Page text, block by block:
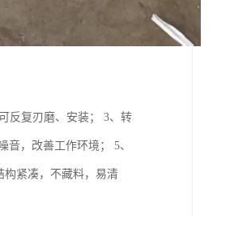
反复刃磨、安装； 3、转
，改善工作环境； 5、
构紧凑，不藏料，易清